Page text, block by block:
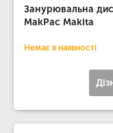
Занурювальна
MakPac Makita
Немає в наявності